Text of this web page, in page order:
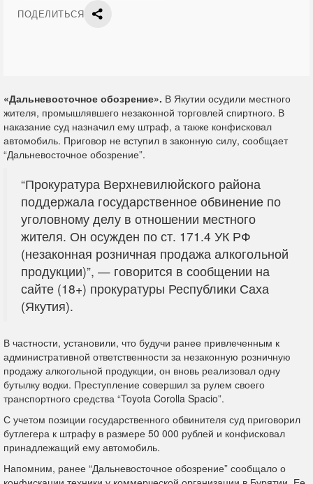
ПОДЕЛИТЬСЯ
«Дальневосточное обозрение». В Якутии осудили местного
жителя, промышлявшего незаконной торговлей спиртного. В
наказание суд назначил ему штраф, а также конфисковал
автомобиль. Приговор не вступил в законную силу, сообщает
“Дальневосточное обозрение”.
“Прокуратура Верхневилюйского района
поддержала государственное обвинение по
уголовному делу в отношении местного
жителя. Он осужден по ст. 171.4 УК РФ
(незаконная розничная продажа алкогольной
продукции)”, — говорится в сообщении на
сайте (18+) прокуратуры Республики Саха
(Якутия).
В частности, установили, что будучи ранее привлеченным к
административной ответственности за незаконную розничную
продажу алкогольной продукции, он вновь реализовал одну
бутылку водки. Преступление совершил за рулем своего
транспортного средства “Toyota Corolla Spacio”.
С учетом позиции государственного обвинителя суд приговорил
бутлегера к штрафу в размере 50 000 рублей и конфисковал
принадлежащий ему автомобиль.
Напомним, ранее “Дальневосточное обозрение” сообщало о